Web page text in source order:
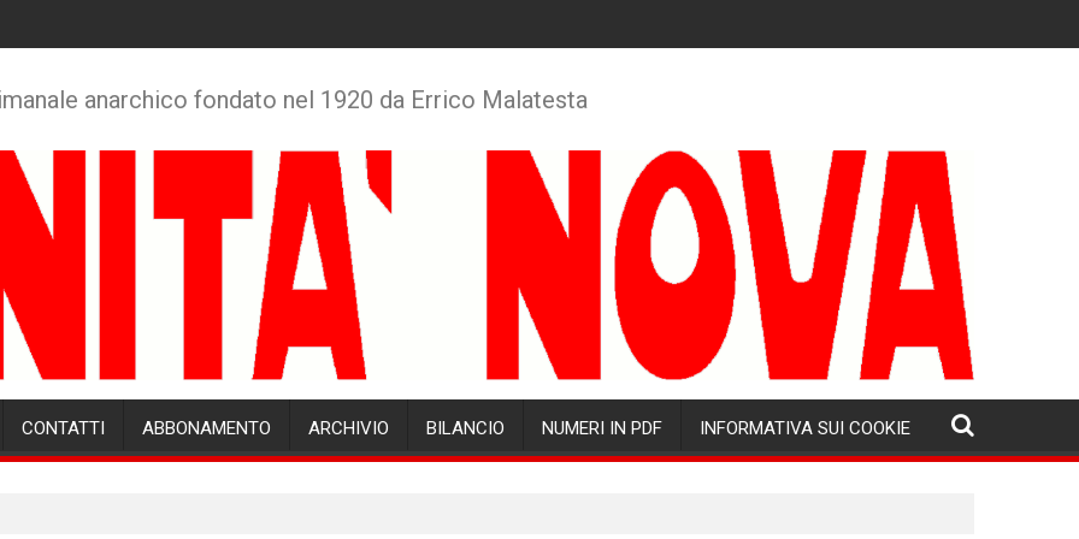
anarchico fondato nel 1920 da Errico Malatesta
CONTATTI ABBONAMENTO ARCHIVIO BILANCIO NUMERI IN PDF INFORMATIVA SUI COOKIE